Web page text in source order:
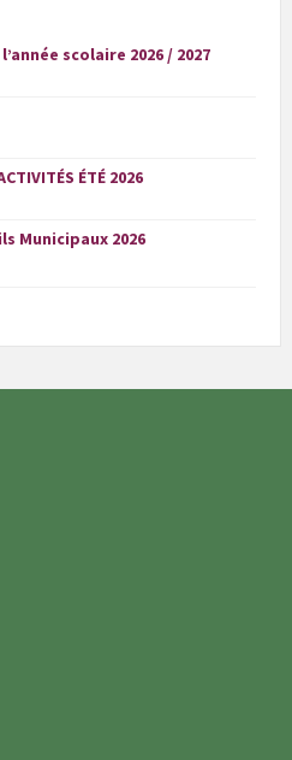
scolaire 2026 / 2027
ÉTÉ 2026
Municipaux 2026